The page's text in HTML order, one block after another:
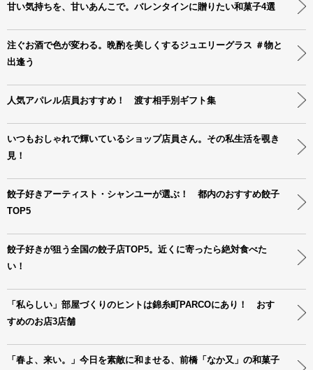
甘い気持ちを、甘いあんこで。バレンタインに贈りたい和菓子4選
注ぐお酒で色が変わる。晩酌を美しくするジュエリーグラス ＃物と
出逢う
人気アパレル店員おすすめ！ 渡す相手別ギフト集
いつもおしゃれで輝いているショップ店員さん。その私生活を覗き
見！
餃子好きアーティスト・シャンユーが選ぶ！ 都内のおすすめ餃子
TOP5
餃子好きが狙う全国の餃子店TOP5。近くに寄ったら絶対食べた
い！
「私らしい」部屋づくりのヒントは錦糸町PARCOにあり！ おす
すめのお店3店舗
「春よ、来い。」今日を素敵に和ませる、前橋「なか又」の和菓子